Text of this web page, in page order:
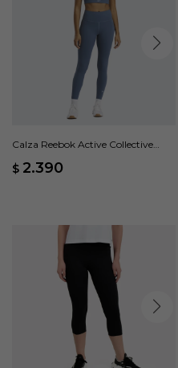
Calza Reebok Active Collective
$ 2.390